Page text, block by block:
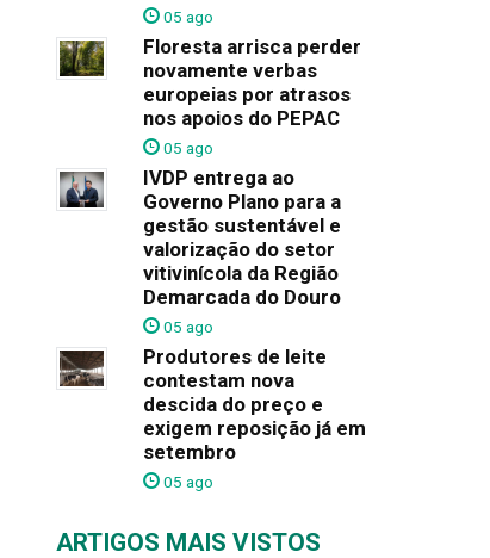
05 ago
Floresta arrisca perder
novamente verbas
europeias por atrasos
nos apoios do PEPAC
05 ago
IVDP entrega ao
Governo Plano para a
gestão sustentável e
valorização do setor
vitivinícola da Região
Demarcada do Douro
05 ago
Produtores de leite
contestam nova
descida do preço e
exigem reposição já em
setembro
05 ago
ARTIGOS MAIS VISTOS